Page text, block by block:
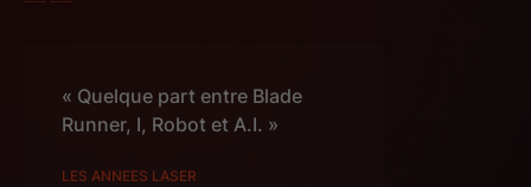
« Quelque part entre Blade
Runner, I, Robot et A.I. »
LES ANNEES LASER